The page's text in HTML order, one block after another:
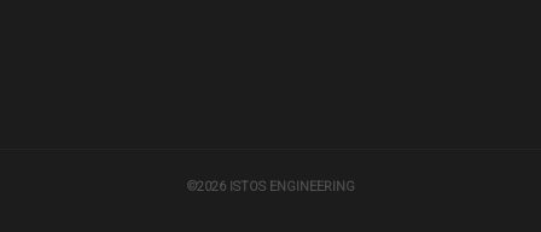
©2026 ISTOS ENGINEERING